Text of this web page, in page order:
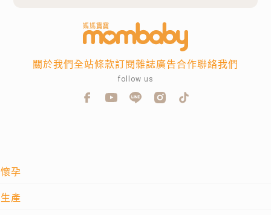
懷孕
生產
關於我們全站條款訂閱雜誌廣告合作聯絡我們
follow us